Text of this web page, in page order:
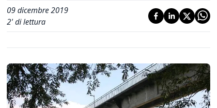
09 dicembre 2019
2' di lettura